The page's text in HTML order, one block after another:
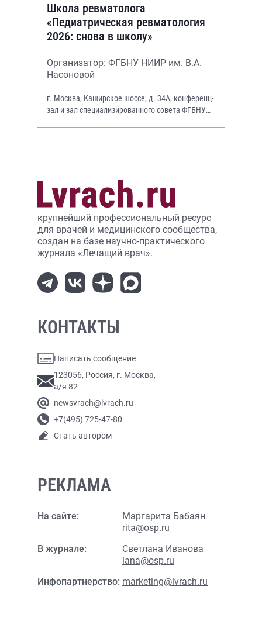
Школа ревматолога
«Педиатрическая ревматология
2026: снова в школу»
Организатор: ФГБНУ НИИР им. В.А.
Насоновой
г. Москва, Каширское шоссе, д. 34А, конференц-
зал и зал специализированного совета ФГБНУ
крупнейший профессиональный ресурс
для врачей и медицинского сообщества,
создан на базе научно-практического
журнала «Лечащий врач».
КОНТАКТЫ
Написать сообщение
123056, Россия, г. Москва,
а/я 82
newsvrach@lvrach.ru
+7(495) 725-47-80
Стать автором
РЕКЛАМА
На сайте:
Маргарита Бабаян
rita@osp.ru
В журнале:
Светлана Иванова
lana@osp.ru
Инфопартнерство: marketing@lvrach.ru